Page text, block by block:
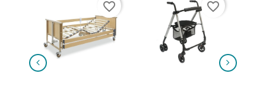
favorite_border favorite_border